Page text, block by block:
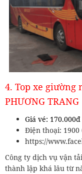
4. Top xe giường
PHƯƠNG TRANG
Giá vé: 170.000đ
Điện thoại: 1900
https://
Công ty dịch vụ vận
thành lập khá lâu từ